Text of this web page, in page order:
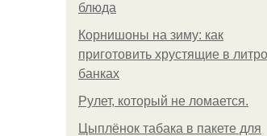
блюда
Корнишоны на зиму: как
приготовить хрустящие в
банках
Рулет, который не ломается.
Цыплёнок табака в пакете для